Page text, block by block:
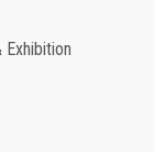
Exhibition